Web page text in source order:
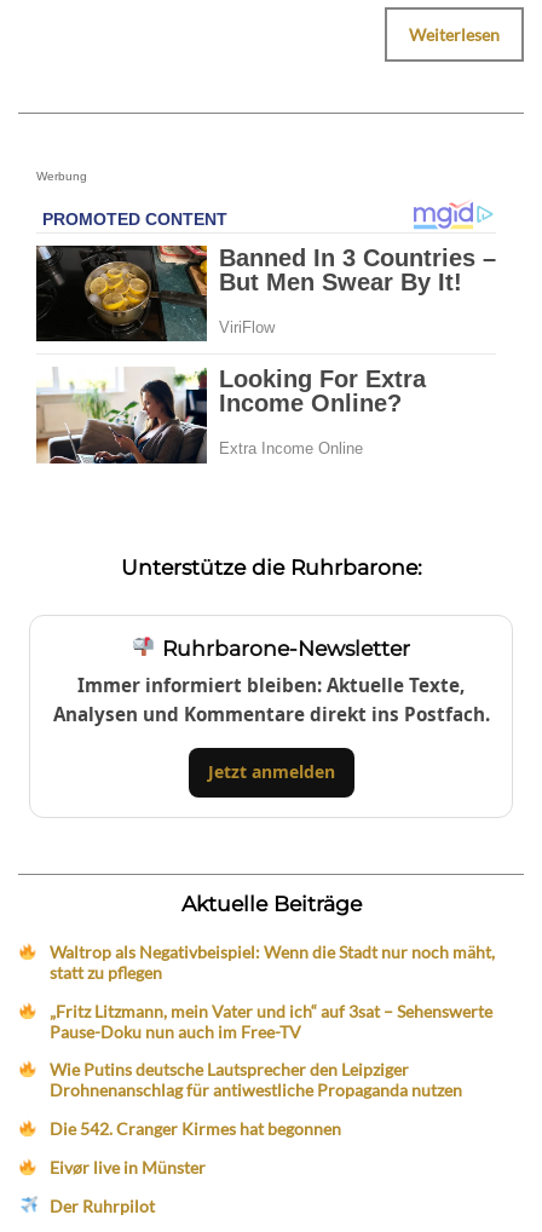
Weiterlesen
Werbung
Unterstütze die Ruhrbarone:
Ruhrbarone-Newsletter
Immer informiert bleiben: Aktuelle Texte,
Analysen und Kommentare direkt ins Postfach.
Jetzt anmelden
Aktuelle Beiträge
Waltrop als Negativbeispiel: Wenn die Stadt nur noch mäht,
statt zu pflegen
„Fritz Litzmann, mein Vater und ich“ auf 3sat – Sehenswerte
Pause-Doku nun auch im Free-TV
Wie Putins deutsche Lautsprecher den Leipziger
Drohnenanschlag für antiwestliche Propaganda nutzen
Die 542. Cranger Kirmes hat begonnen
Eivør live in Münster
Der Ruhrpilot